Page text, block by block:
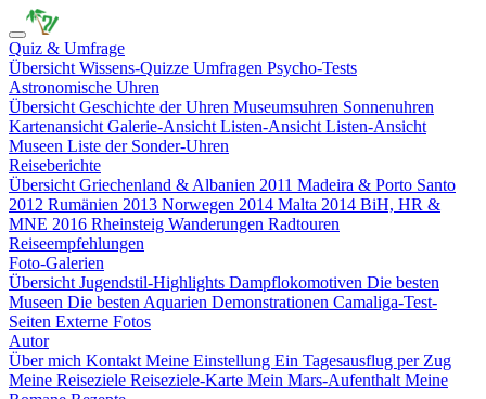
Quiz & Umfrage
Übersicht Wissens-Quizze Umfragen Psycho-Tests
Astronomische Uhren
Übersicht Geschichte der Uhren Museumsuhren Sonnenuhren
Kartenansicht Galerie-Ansicht Listen-Ansicht Listen-Ansicht
Museen Liste der Sonder-Uhren
Reiseberichte
Übersicht Griechenland & Albanien 2011 Madeira & Porto Santo
2012 Rumänien 2013 Norwegen 2014 Malta 2014 BiH, HR &
MNE 2016 Rheinsteig Wanderungen Radtouren
Reiseempfehlungen
Foto-Galerien
Übersicht Jugendstil-Highlights Dampflokomotiven Die besten
Museen Die besten Aquarien Demonstrationen Camaliga-Test-
Seiten Externe Fotos
Autor
Über mich Kontakt Meine Einstellung Ein Tagesausflug per Zug
Meine Reiseziele Reiseziele-Karte Mein Mars-Aufenthalt Meine